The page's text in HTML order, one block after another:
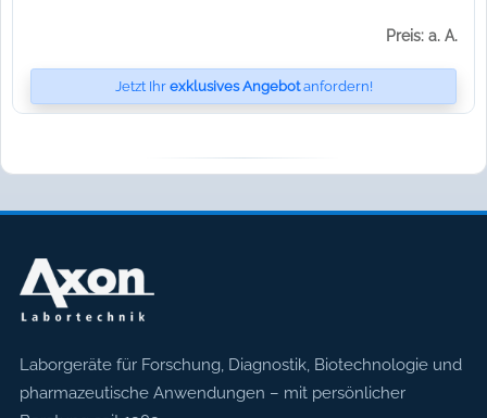
Preis: a. A.
Jetzt Ihr exklusives Angebotanfordern!
Axon Labortechnik
Laborgeräte für Forschung, Diagnostik, Biotechnologie und
pharmazeutische Anwendungen – mit persönlicher